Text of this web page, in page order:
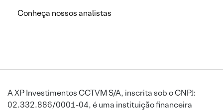
Conheça nossos analistas
A XP Investimentos CCTVM S/A, inscrita sob o CNPJ:
02.332.886/0001-04, é uma instituição financeira